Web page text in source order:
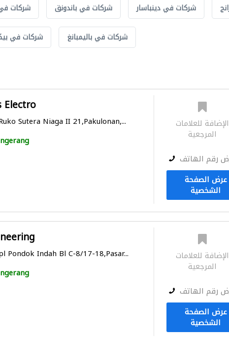
شركات في شركات في باندونق شركات في دينباسار
شركات في شركات في باليمبانغ
Electro
Sutera Niaga II 21,Pakulonan,...
الإضافة للعلامات
المرجعية
رقم الهاتف
عرض الصفحة
الشخصية
Pondok Indah Bl C-8/17-18,Pasar...
الإضافة للعلامات
المرجعية
رقم الهاتف
عرض الصفحة
الشخصية